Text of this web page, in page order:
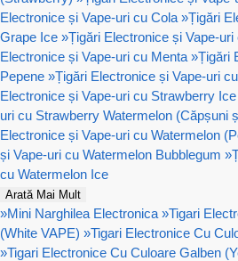
Electronice și Vape-uri cu Cola »Țigări
Grape Ice »Țigări Electronice și Vape-uri
Electronice și Vape-uri cu Menta »Țigări
Pepene »Țigări Electronice și Vape-uri
Electronice și Vape-uri cu Strawberry Ice
uri cu Strawberry Watermelon (Căpșuni
Electronice și Vape-uri cu Watermelon
și Vape-uri cu Watermelon Bubblegum »
cu Watermelon Ice
Arată Mai Mult
»Mini Narghilea Electronica »Tigari
(White VAPE) »Tigari Electronice Cu
»Tigari Electronice Cu Culoare Galben